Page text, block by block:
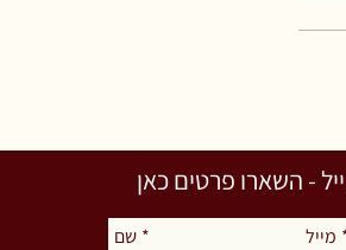
- השארו פרטים כאן
שם * מייל